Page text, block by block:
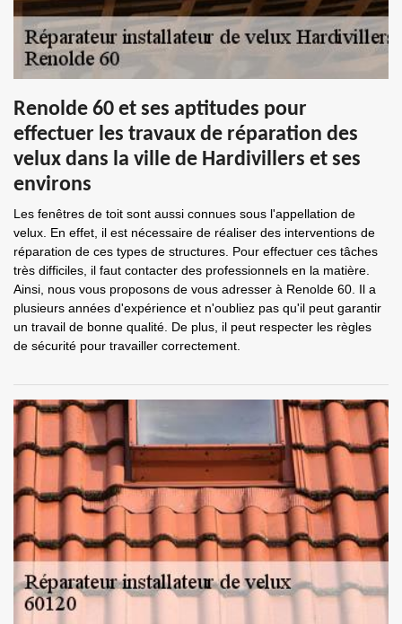
Renolde 60 et ses aptitudes pour
effectuer les travaux de réparation des
velux dans la ville de Hardivillers et ses
environs
Les fenêtres de toit sont aussi connues sous l'appellation de
velux. En effet, il est nécessaire de réaliser des interventions de
réparation de ces types de structures. Pour effectuer ces tâches
très difficiles, il faut contacter des professionnels en la matière.
Ainsi, nous vous proposons de vous adresser à Renolde 60. Il a
plusieurs années d'expérience et n'oubliez pas qu'il peut garantir
un travail de bonne qualité. De plus, il peut respecter les règles
de sécurité pour travailler correctement.